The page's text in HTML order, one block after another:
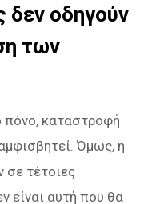
δεν οδηγούν
των
πόνο, καταστροφή
Όμως, η
σε τέτοιες
είναι αυτή που θα